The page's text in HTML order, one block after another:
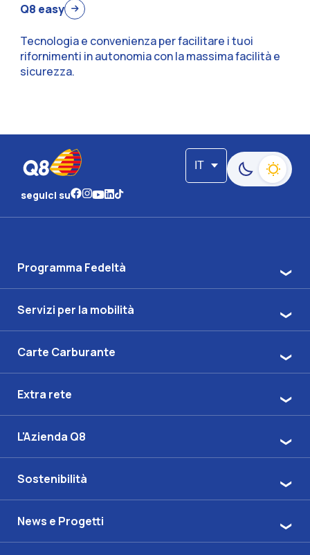
Q8 easy
Tecnologia e convenienza per facilitare i tuoi
rifornimenti in autonomia con la massima facilità e
sicurezza.
IT
Passa alla
seguici su
Programma Fedeltà
Servizi per la mobilità
Carte Carburante
Extra rete
L'Azienda Q8
Sostenibilità
News e Progetti